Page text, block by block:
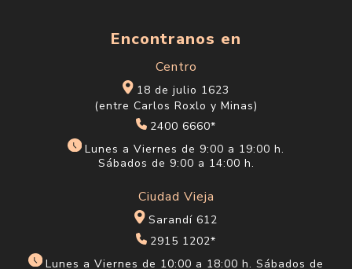
Encontranos en
Centro
18 de julio 1623
(entre Carlos Roxlo y Minas)
2400 6660*
Lunes a Viernes de 9:00 a 19:00 h.
Sábados de 9:00 a 14:00 h.
Ciudad Vieja
Sarandí 612
2915 1202*
Lunes a Viernes de 10:00 a 18:00 h. Sábados de